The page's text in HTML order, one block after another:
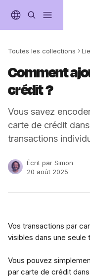
Toutes les collections
Comment
crédit ?
Vous savez
carte de crédit
transactions
Écrit par Simon
20 août 2025
Vos transactions par
visibles dans une
Vous pouvez
par carte de crédit